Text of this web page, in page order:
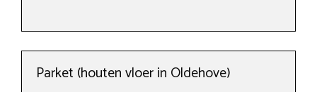
Parket (houten vloer in Oldehove)